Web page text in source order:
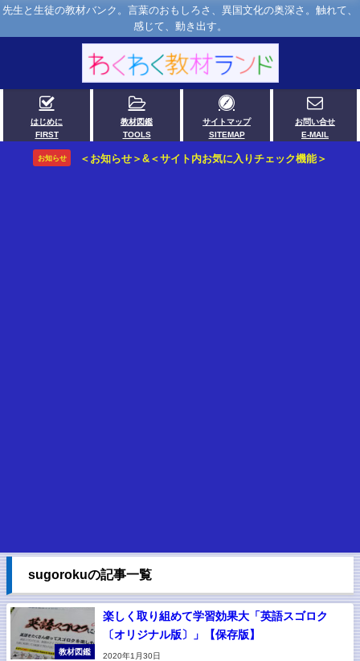
先生と生徒の教材バンク。言葉のおもしろさ、異国文化の奥深さ。触れて、
感じて、動き出す。
はじめに
FIRST
教材図鑑
TOOLS
サイトマップ
SITEMAP
お問い合せ
E-MAIL
お知らせ ＜お知らせ＞&＜サイト内お気に入りチェック機能＞
sugorokuの記事一覧
教材図鑑
楽しく取り組めて学習効果大「英語スゴロク
〔オリジナル版〕」【保存版】
2020年1月30日